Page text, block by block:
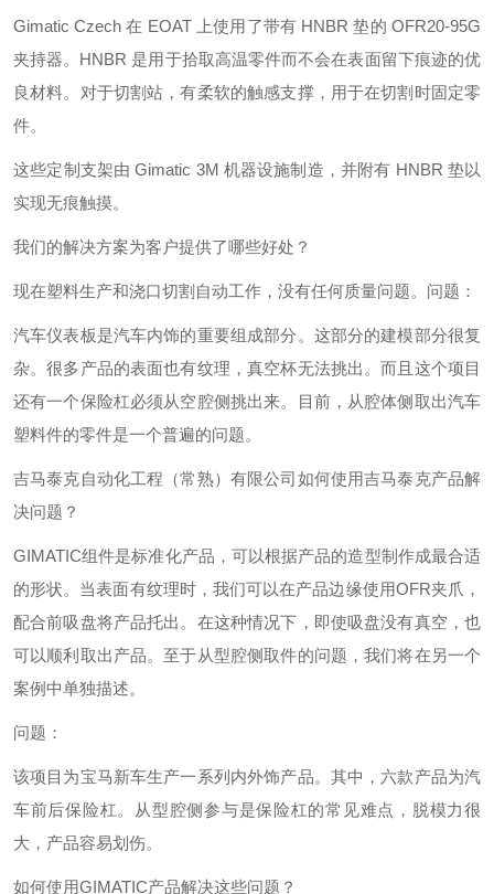
Gimatic Czech 在 EOAT 上使用了带有 HNBR 垫的 OFR20-95G
夹持器。HNBR 是用于拾取高温零件而不会在表面留下痕迹的优
良材料。对于切割站，有柔软的触感支撑，用于在切割时固定零
件。
这些定制支架由 Gimatic 3M 机器设施制造，并附有 HNBR 垫以
实现无痕触摸。
我们的解决方案为客户提供了哪些好处？
现在塑料生产和浇口切割自动工作，没有任何质量问题。问题：
汽车仪表板是汽车内饰的重要组成部分。这部分的建模部分很复
杂。很多产品的表面也有纹理，真空杯无法挑出。而且这个项目
还有一个保险杠必须从空腔侧挑出来。目前，从腔体侧取出汽车
塑料件的零件是一个普遍的问题。
吉马泰克自动化工程（常熟）有限公司如何使用吉马泰克产品解
决问题？
GIMATIC组件是标准化产品，可以根据产品的造型制作成最合适
的形状。当表面有纹理时，我们可以在产品边缘使用OFR夹爪，
配合前吸盘将产品托出。在这种情况下，即使吸盘没有真空，也
可以顺利取出产品。至于从型腔侧取件的问题，我们将在另一个
案例中单独描述。
问题：
该项目为宝马新车生产一系列内外饰产品。其中，六款产品为汽
车前后保险杠。从型腔侧参与是保险杠的常见难点，脱模力很
大，产品容易划伤。
如何使用GIMATIC产品解决这些问题？